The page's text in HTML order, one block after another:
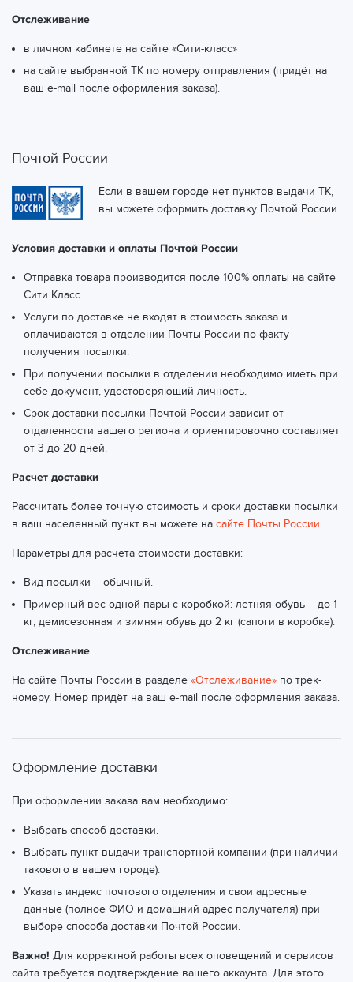
Отслеживание
в личном кабинете на сайте «Сити-класс»
на сайте выбранной ТК по номеру отправления (придёт на
ваш e-mail после оформления заказа).
Почтой России
Если в вашем городе нет пунктов выдачи ТК,
вы можете оформить доставку Почтой России.
Условия доставки и оплаты Почтой России
Отправка товара производится после 100% оплаты на сайте
Сити Класс.
Услуги по доставке не входят в стоимость заказа и
оплачиваются в отделении Почты России по факту
получения посылки.
При получении посылки в отделении необходимо иметь при
себе документ, удостоверяющий личность.
Срок доставки посылки Почтой России зависит от
отдаленности вашего региона и ориентировочно составляет
от 3 до 20 дней.
Расчет доставки
Рассчитать более точную стоимость и сроки доставки посылки
в ваш населенный пункт вы можете на сайте Почты России.
Параметры для расчета стоимости доставки:
Вид посылки – обычный.
Примерный вес одной пары с коробкой: летняя обувь – до 1
кг, демисезонная и зимняя обувь до 2 кг (сапоги в коробке).
Отслеживание
На сайте Почты России в разделе «Отслеживание» по трек-
номеру. Номер придёт на ваш e-mail после оформления заказа.
Оформление доставки
При оформлении заказа вам необходимо:
Выбрать способ доставки.
Выбрать пункт выдачи транспортной компании (при наличии
такового в вашем городе).
Указать индекс почтового отделения и свои адресные
данные (полное ФИО и домашний адрес получателя) при
выборе способа доставки Почтой России.
Важно! Для корректной работы всех оповещений и сервисов
сайта требуется подтверждение вашего аккаунта. Для этого